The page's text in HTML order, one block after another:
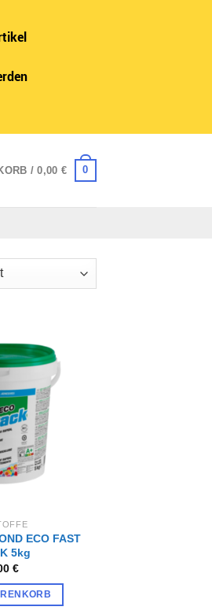
/0,00 € 0
Zur
hinzufügen
ECO FAST
5kg
€